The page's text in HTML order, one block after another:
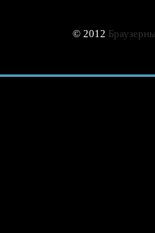
© 2012